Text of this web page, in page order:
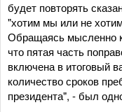
будет повторять
"хотим мы или не
Обращаясь мысленно
что пятая часть
включена в итоговый
количество сроков
президента", - был